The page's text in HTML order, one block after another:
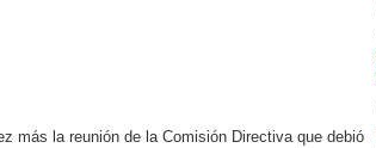
más la reunión de la Comisión Directiva que debió